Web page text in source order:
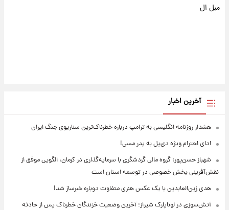
مبل ال
آخرین اخبار
هشدار روزنامه انگلیسی به ترامپ درباره خطرناک‌ترین سناریوی جنگ ایران
ادای احترام ویژه دی‌پل به پدر مسی!
شهباز حسن‌پور: گروه مالی گردشگری با سرمایه‌گذاری در کرمان، الگویی موفق از
نقش‌آفرینی بخش خصوصی در توسعه استان است
هدی زین‌العابدین با یک عکس هنری متفاوت دوباره خبرساز شد!
آتش‌سوزی در لوناپارک شیراز؛ آخرین وضعیت خزندگان خطرناک پس از حادثه